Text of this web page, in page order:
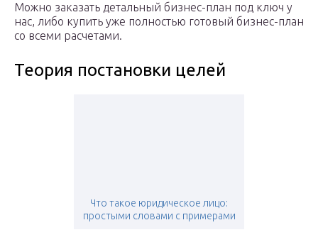
Можно заказать детальный бизнес-план под ключ у
нас, либо купить уже полностью готовый бизнес-план
со всеми расчетами.
Теория постановки целей
Что такое юридическое лицо:
простыми словами с примерами